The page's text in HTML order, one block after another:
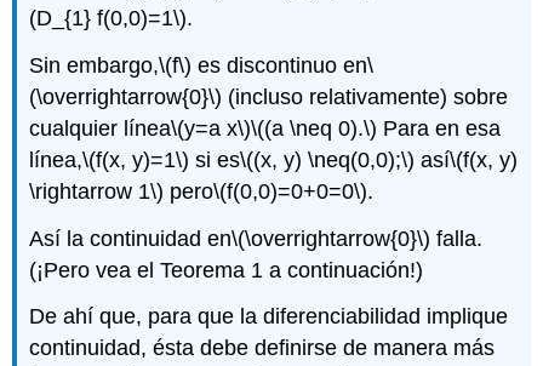
(D_{1} f(0,0)=1\).
Sin embargo,\(f\) es discontinuo en\
(\overrightarrow{0}\) (incluso relativamente) sobre
cualquier línea\(y=a x\)\((a \neq 0).\) Para en esa
línea,\(f(x, y)=1\) si es\((x, y) \neq(0,0);\) así\(f(x, y)
\rightarrow 1\) pero\(f(0,0)=0+0=0\).
Así la continuidad en\(\overrightarrow{0}\) falla.
(¡Pero vea el Teorema 1 a continuación!)
De ahí que, para que la diferenciabilidad implique
continuidad, ésta debe definirse de manera más